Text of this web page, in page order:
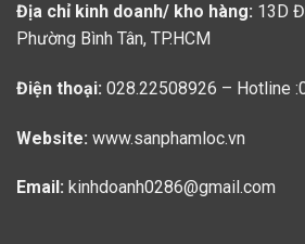
Địa chỉ kinh doanh/ kho hàng: 13D
Phường Bình Tân, TP.HCM
Điện thoại: 028.22508926 – Hotline
Website: www.sanphamloc.vn
Email: kinhdoanh0286@gmail.com